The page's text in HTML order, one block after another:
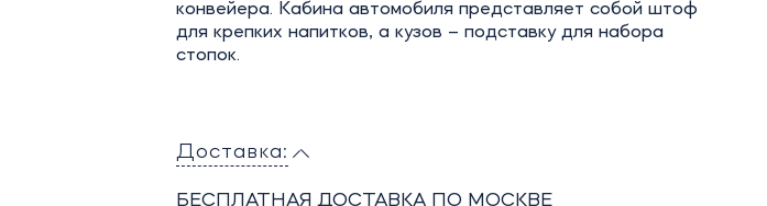
конвейера. Кабина автомобиля представляет собой штоф
для крепких напитков, а кузов – подставку для набора
стопок.
Доставка:
БЕСПЛАТНАЯ ДОСТАВКА ПО МОСКВЕ